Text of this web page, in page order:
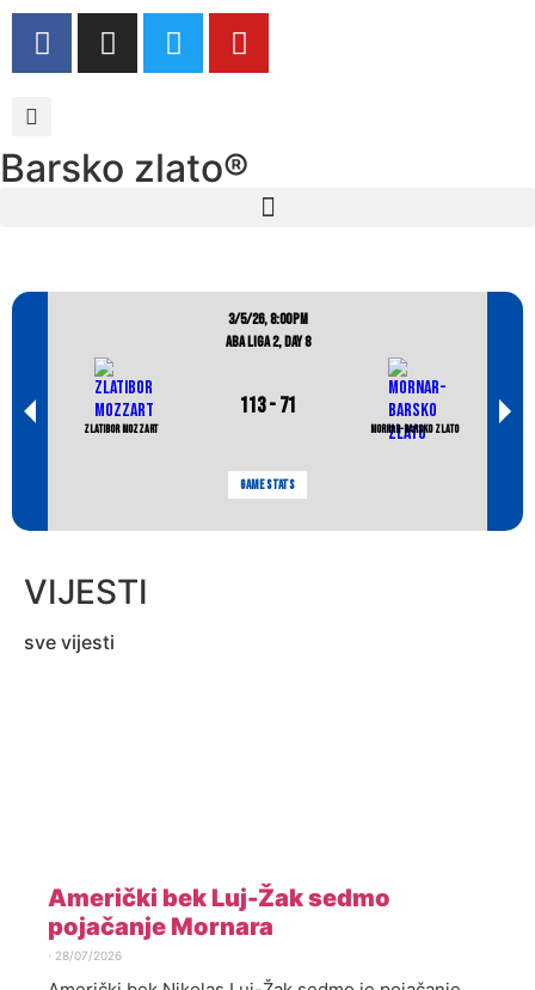
Barsko zlato®
VIJESTI
sve vijesti
Američki bek Luj-Žak sedmo
pojačanje Mornara
⋅ 28/07/2026